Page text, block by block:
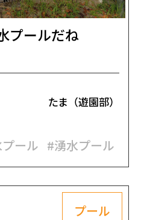
プールだね
たま（遊園部）
ール #湧水プール
プール